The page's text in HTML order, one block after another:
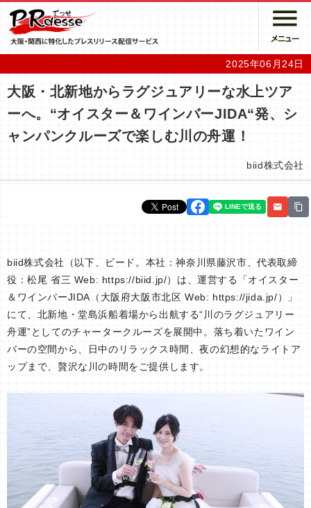
2025年06月24日
大阪・北新地からラグジュアリーな水上ツア
ーへ。“オイスター＆ワインバーJIDA“発、シ
ャンパンクルーズで楽しむ川の舟運！
biid株式会社
biid株式会社（以下、ビード。本社：神奈川県藤沢市、代表取締
役：松尾 省三 Web: https://biid.jp/）は、運営する「オイスター
＆ワインバーJIDA（大阪府大阪市北区 Web: https://jida.jp/）」
にて、北新地・堂島浜船着場から出航する“川のラグジュアリー
舟運”としてのチャータークルーズを展開中。落ち着いたワイン
バーの空間から、日中のリラックス時間、夜の幻想的なライトア
ップまで、贅沢な川の時間をご提供します。